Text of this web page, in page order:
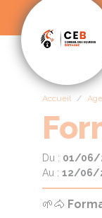
Accueil
Du : 01/06/
Au : 12/06/
🌱🐴
Panneau de